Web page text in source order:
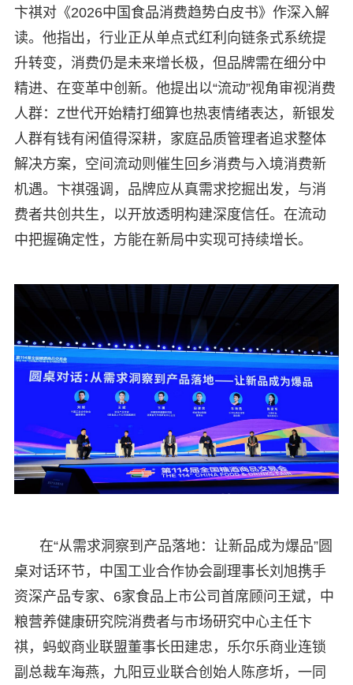
卞祺对《2026中国食品消费趋势白皮书》作深入解
读。他指出，行业正从单点式红利向链条式系统提
升转变，消费仍是未来增长极，但品牌需在细分中
精进、在变革中创新。他提出以“流动”视角审视消费
人群：Z世代开始精打细算也热衷情绪表达，新银发
人群有钱有闲值得深耕，家庭品质管理者追求整体
解决方案，空间流动则催生回乡消费与入境消费新
机遇。卞祺强调，品牌应从真需求挖掘出发，与消
费者共创共生，以开放透明构建深度信任。在流动
中把握确定性，方能在新局中实现可持续增长。
在“从需求洞察到产品落地：让新品成为爆品”圆
桌对话环节，中国工业合作协会副理事长刘旭携手
资深产品专家、6家食品上市公司首席顾问王斌，中
粮营养健康研究院消费者与市场研究中心主任卞
祺，蚂蚁商业联盟董事长田建忠，乐尔乐商业连锁
副总裁车海燕，九阳豆业联合创始人陈彦圻，一同